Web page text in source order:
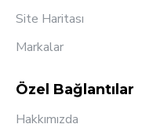
Site Haritası
Markalar
Özel Bağlantılar
Hakkımızda